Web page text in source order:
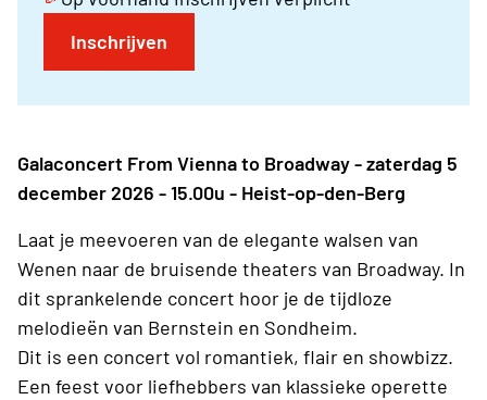
Inschrijven
Galaconcert From Vienna to Broadway - zaterdag 5
december 2026 - 15.00u - Heist-op-den-Berg
Laat je meevoeren van de elegante walsen van
Wenen naar de bruisende theaters van Broadway. In
dit sprankelende concert hoor je de tijdloze
melodieën van Bernstein en Sondheim.
Dit is een concert vol romantiek, flair en showbizz.
Een feest voor liefhebbers van klassieke operette